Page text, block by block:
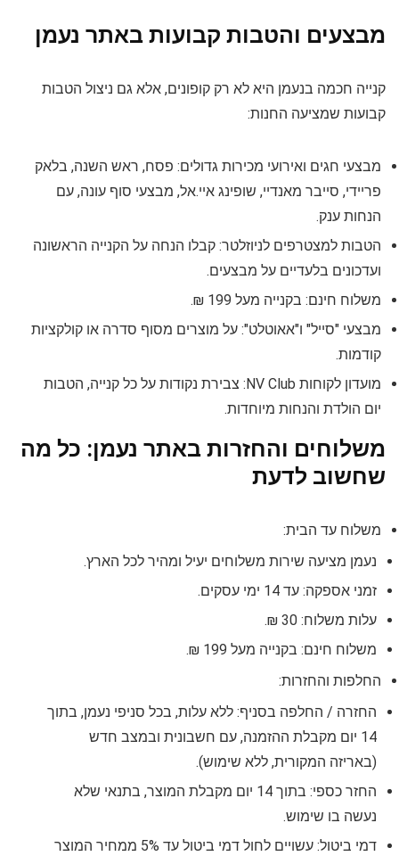
מבצעים והטבות קבועות באתר נעמן
קנייה חכמה בנעמן היא לא רק קופונים, אלא גם ניצול הטבות
קבועות שמציעה החנות:
מבצעי חגים ואירועי מכירות גדולים: פסח, ראש השנה, בלאק
פריידי, סייבר מאנדיי, שופינג איי.אל, מבצעי סוף עונה, עם
הנחות ענק.
הטבות למצטרפים לניוזלטר: קבלו הנחה על הקנייה הראשונה
ועדכונים בלעדיים על מבצעים.
משלוח חינם: בקנייה מעל 199 ₪.
מבצעי "סייל" ו"אאוטלט": על מוצרים מסוף סדרה או קולקציות
קודמות.
מועדון לקוחות NV Club: צבירת נקודות על כל קנייה, הטבות
יום הולדת והנחות מיוחדות.
משלוחים והחזרות באתר נעמן: כל מה
שחשוב לדעת
משלוח עד הבית:
נעמן מציעה שירות משלוחים יעיל ומהיר לכל הארץ.
זמני אספקה: עד 14 ימי עסקים.
עלות משלוח: 30 ₪.
משלוח חינם: בקנייה מעל 199 ₪.
החלפות והחזרות:
החזרה / החלפה בסניף: ללא עלות, בכל סניפי נעמן, בתוך
14 יום מקבלת ההזמנה, עם חשבונית ובמצב חדש
(באריזה המקורית, ללא שימוש).
החזר כספי: בתוך 14 יום מקבלת המוצר, בתנאי שלא
נעשה בו שימוש.
דמי ביטול: עשויים לחול דמי ביטול עד 5% ממחיר המוצר